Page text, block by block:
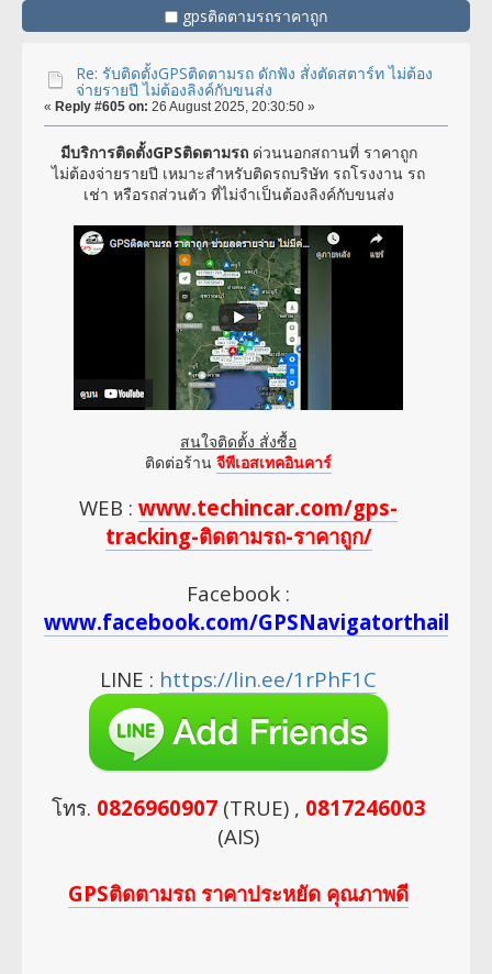
gpsติดตามรถราคาถูก
Re: รับติดตั้งGPSติดตามรถ ดักฟัง สั่งตัดสตาร์ท ไม่ต้อง
จ่ายรายปี ไม่ต้องลิงค์กับขนส่ง
« Reply #605 on: 26 August 2025, 20:30:50 »
มีบริการติดตั้งGPSติดตามรถด่วนนอกสถานที่ ราคาถูก
ไม่ต้องจ่ายรายปี เหมาะสำหรับติดรถบริษัท รถโรงงาน รถ
เช่า หรือรถส่วนตัว ที่ไม่จำเป็นต้องลิงค์กับขนส่ง
สนใจติดตั้ง สั่งซื้อ
ติดต่อร้าน จีพีเอสเทคอินคาร์
WEB : www.techincar.com/gps-
tracking-ติดตามรถ-ราคาถูก/
Facebook :
www.facebook.com/
LINE : https://lin.ee/1rPhF1C
โทร. 0826960907(TRUE) , 0817246003
(AIS)
GPSติดตามรถ ราคาประหยัด คุณภาพดี